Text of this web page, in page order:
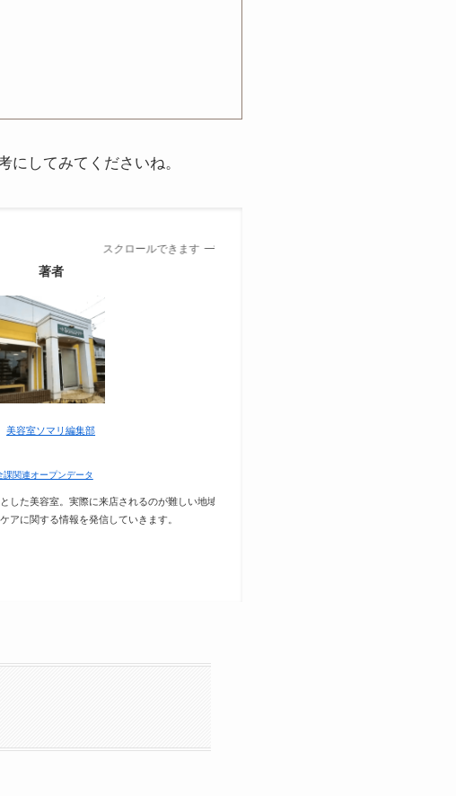
してみてくださいね。
スクロールできます
著者
美容室ソマリ編集部
関連オープンデータ
した美容室。実際に来店されるのが難しい地域外
アに関する情報を発信していきます。